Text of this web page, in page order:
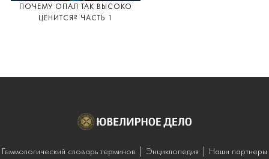
ПОЧЕМУ ОПАЛ ТАК ВЫСОКО
ЦЕНИТСЯ? ЧАСТЬ 1
Геммологический словарь терминов Энциклопедия Наши партнеры